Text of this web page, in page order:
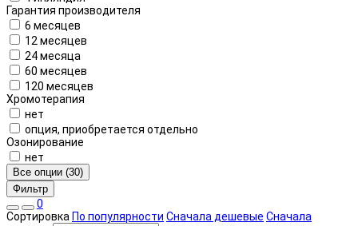
Гарантия производителя
6 месяцев
12 месяцев
24 месяца
60 месяцев
120 месяцев
Хромотерапия
нет
опция, приобретается отдельно
Озонирование
нет
Все опции (30)
Фильтр
0
Сортировка По популярности Сначала дешевые Сначала